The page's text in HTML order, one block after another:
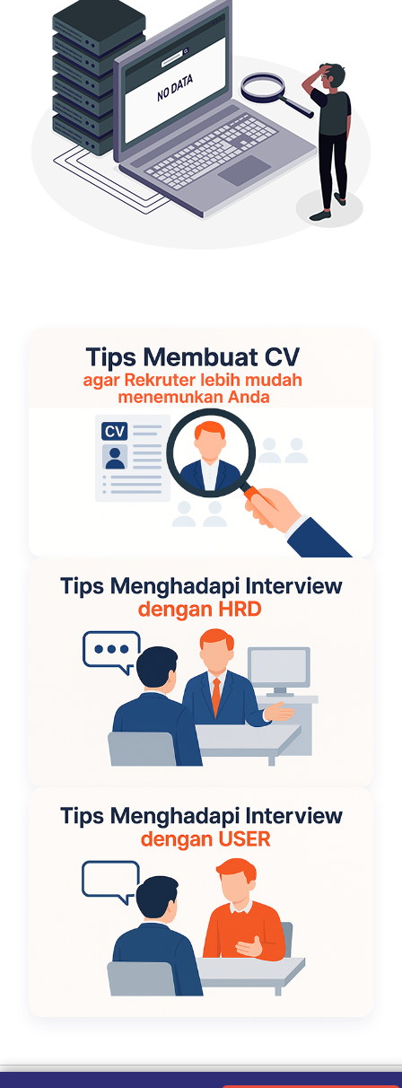
Kebijakan Privasi|Tentang Kami|